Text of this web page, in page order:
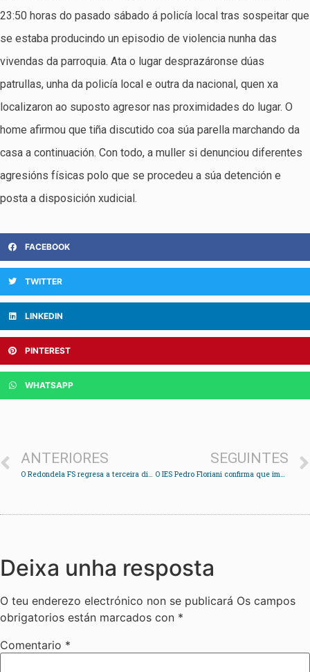
23:50 horas do pasado sábado á policía local tras sospeitar que
se estaba producindo un episodio de violencia nunha das
vivendas da parroquia. Ata o lugar desprazáronse dúas
patrullas, unha da policía local e outra da nacional, quen xa
localizaron ao suposto agresor nas proximidades do lugar. O
home afirmou que tiña discutido coa súa parella marchando da
casa a continuación. Con todo, a muller si denunciou diferentes
agresións físicas polo que se procedeu a súa detención e
posta a disposición xudicial.
FACEBOOK
TWITTER
LINKEDIN
PINTEREST
WHATSAPP
ANTERIORES
O Redondela FS regresa a terceira división
SEGUINTES
O IES Pedro Floriani confirma que impartirá o bacharelato de Artes tras lograrse a matrícula mínima
Deixa unha resposta
O teu enderezo electrónico non se publicará Os campos
obrigatorios están marcados con *
Comentario *